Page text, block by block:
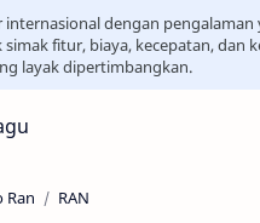
dengan pengalaman
simak fitur, biaya, kecepatan, dan
layak dipertimbangkan.
Ran RAN